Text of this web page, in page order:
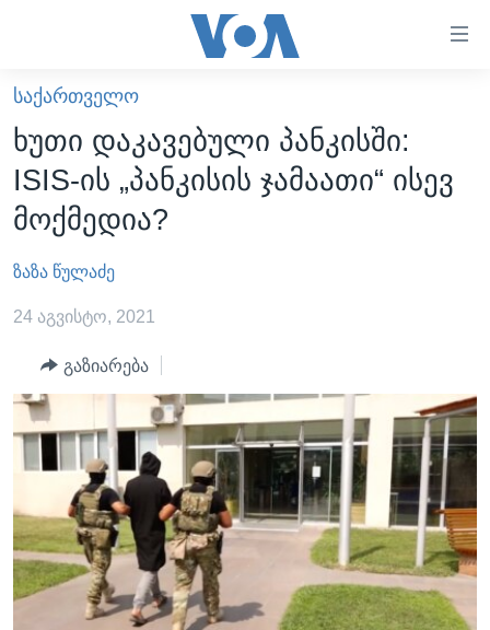
ხელმისაწვდომობისთვის
გადადით
მთავარზე
გადადით
მთავარ
ნავიგაციაზე
გადადით
ძიებაზე
ᲐᲮᲐᲚᲘ ᲐᲛᲑᲔᲑᲘ
ᲡᲐᲥᲐᲠᲗᲕᲔᲚᲝ
ᲐᲨᲨ
ᲐᲨᲨ-ᲘᲡ ᲐᲠᲩᲔᲕᲜᲔᲑᲘ 2024
ᲛᲡᲝᲤᲚᲘᲝ
ᲕᲘᲓᲔᲝᲔᲑᲘ
ᲒᲐᲓᲐᲪᲔᲛᲔᲑᲘ
ᲕᲐᲨᲘᲜᲒᲢᲝᲜᲘ ᲓᲦᲔᲡ
ᲮᲔᲓᲕᲐ ᲕᲐᲨᲘᲜᲒᲢᲝᲜᲘᲓᲐᲜ
ᲡᲢᲣᲓᲘᲐ ᲕᲐᲨᲘᲜᲒᲢᲝᲜᲘ
ᲡᲮᲕᲐ ᲡᲘᲐᲮᲚᲔᲔᲑᲘ
ᲞᲝᲚᲘᲢᲘᲙᲐ
ᲔᲙᲝᲜᲝᲛᲘᲙᲐ
ᲯᲐᲜᲛᲠᲗᲔᲚᲝᲑᲐ
ᲛᲔᲪᲜᲘᲔᲠᲔᲑᲐ
ᲠᲣᲡᲔᲗᲘᲡ ᲨᲔᲭᲠᲐ ᲣᲙᲠᲐᲘᲜᲐᲨᲘ
Learning English
ᲗᲕᲐᲚᲘ ᲒᲕᲐᲓᲔᲕᲜᲔᲗ
ᲡᲐᲥᲐᲠᲗᲕᲔᲚᲝ
ხუთი დაკავებული პანკისში:
ISIS-ის „პანკისის ჯამაათი“ ისევ
მოქმედია?
ზაზა წულაძე
24 აგვისტო, 2021
გაზიარება